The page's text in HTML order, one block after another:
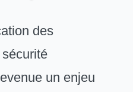
des
un enjeu